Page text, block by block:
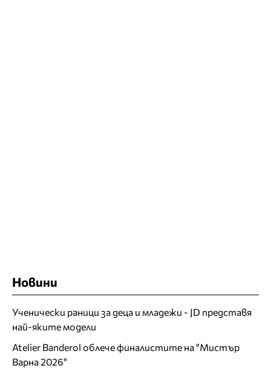
Новини
Ученически раници за деца и младежи - JD представя
най-яките модели
Atelier Banderol облече финалистите на "Мистър
Варна 2026"